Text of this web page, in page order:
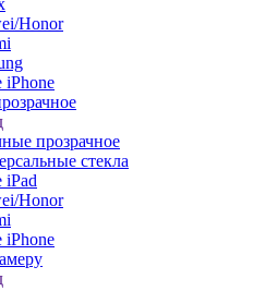
Honor
iPhone
прозрачное
стекла
iPad
Honor
iPhone